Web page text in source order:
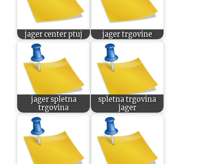
jager center ptuj jager trgovine
jager spletna
trgovina
spletna trgovina
jager